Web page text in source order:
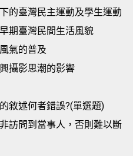
的臺灣民主運動及學生運動
期臺灣民間生活風貌
氣的普及
攝影思潮的影響
敘述何者錯誤?(單選題)
訪問到當事人，否則難以斷